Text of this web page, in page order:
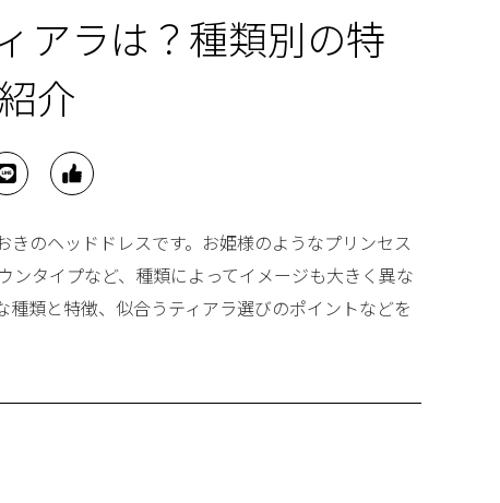
アラは？種類別の特
介
のヘッドドレスです。お姫様のようなプリンセス
ンタイプなど、種類によってイメージも大きく異な
種類と特徴、似合うティアラ選びのポイントなどを